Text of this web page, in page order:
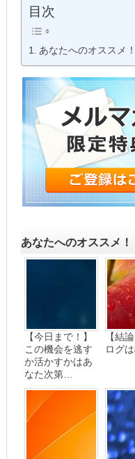
目次
あなたへのオススメ！
あなたへのオススメ！
【今日まで！】
この機会を逃す
か活かすかはあ
なた次第…
【結
ログ